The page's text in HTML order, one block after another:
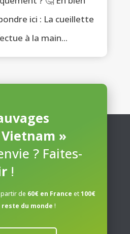
ici : La cueillette
à la main...
»
? Faites-
!
partir de 60€ en France et100€
reste du monde !